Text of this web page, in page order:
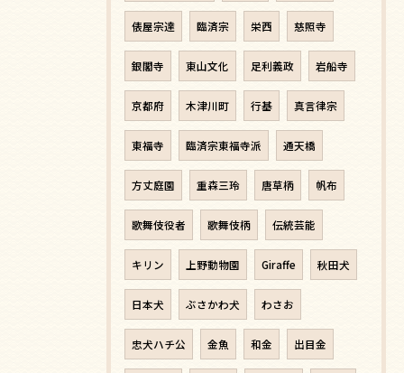
俵屋宗達 臨済宗 栄西 慈照寺
銀閣寺 東山文化 足利義政 岩船寺
京都府 木津川町 行基 真言律宗
東福寺 臨済宗東福寺派 通天橋
方丈庭園 重森三玲 唐草柄 帆布
歌舞伎役者 歌舞伎柄 伝統芸能
キリン 上野動物園 Giraffe 秋田犬
日本犬 ぶさかわ犬 わさお
忠犬ハチ公 金魚 和金 出目金